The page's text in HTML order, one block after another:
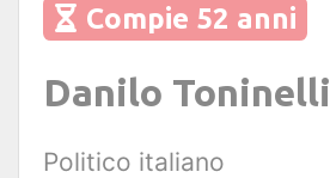
Compie 52 anni
Danilo Toninelli
Politico italiano